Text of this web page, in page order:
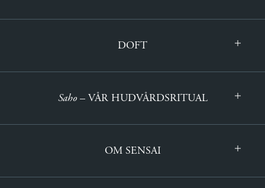
DOFT
Saho– VÅR HUDVÅRDSRITUAL
OM SENSAI